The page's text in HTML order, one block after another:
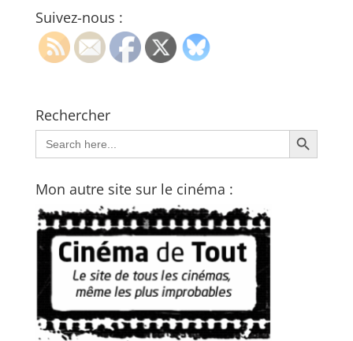
Suivez-nous :
Rechercher
Search
for:
Search Button
Mon autre site sur le cinéma :